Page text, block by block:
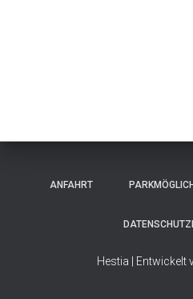
ANFAHRT
Hestia | Entwickelt